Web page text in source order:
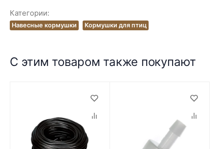
Категории:
Навесные кормушки Кормушки для птиц
С этим товаром также покупают